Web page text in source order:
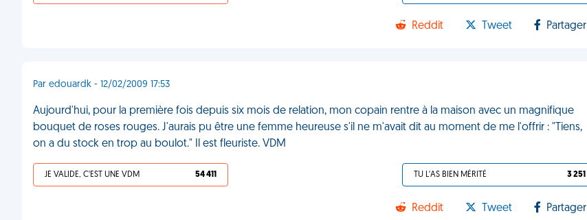
Reddit Tweet Partager
Par edouardk - 12/02/2009 17:53
Aujourd'hui, pour la première fois depuis six mois de relation, mon copain rentre à la maison avec un magnifique
bouquet de roses rouges. J'aurais pu être une femme heureuse s'il ne m'avait dit au moment de me l'offrir : "Tiens,
on a du stock en trop au boulot." Il est fleuriste. VDM
JE VALIDE, C'EST UNE VDM 54 411 TU L'AS BIEN MÉRITÉ 3 251
Reddit Tweet Partager